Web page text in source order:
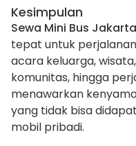
Kesimpulan
Sewa Mini Bus
tepat untuk
acara keluarga,
komunitas, hingga
menawarkan
yang tidak bisa
mobil pribadi.